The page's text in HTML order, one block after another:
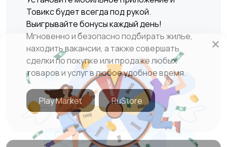
Товикс будет всегда под рукой.
Выигрывайте бонусы каждый день!
Мгновенно и безопасно подбирать жилье,
находить вакансии, а также совершать
сделки по покупке или продаже любых
товаров и услуг в любое удобное время.
Play Market RuStore
×